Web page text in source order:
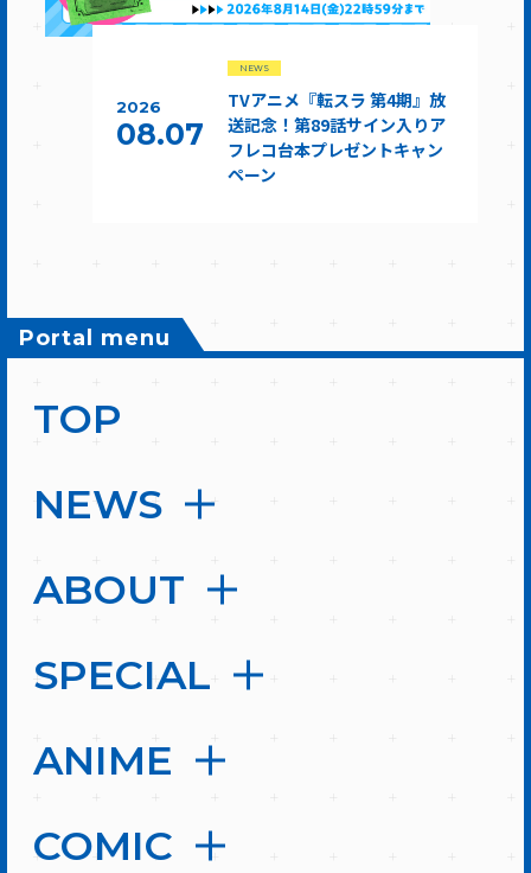
2026
08.07
NEWS
TVアニメ『転スラ 第4期』放
送記念！第89話サイン入りア
フレコ台本プレゼントキャン
ペーン
Portal menu
TOP
NEWS
ABOUT
SPECIAL
ANIME
COMIC